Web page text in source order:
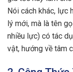
Nói cách khác, lực
lý mới, mà là tên
nhiều lực) có tác
vật, hướng về tâm